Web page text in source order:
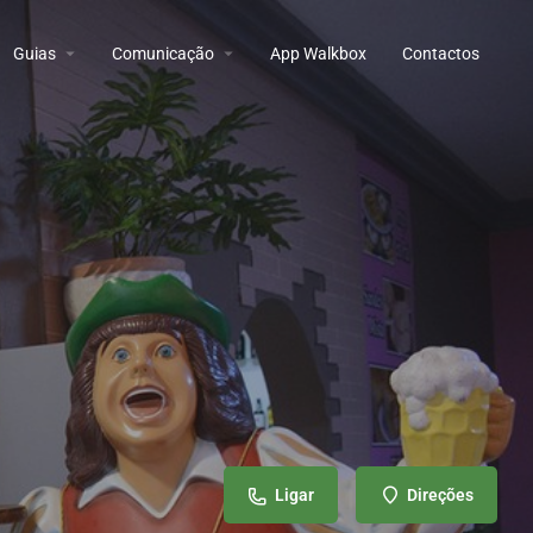
Guias Comunicação App Walkbox Contactos
Ligar Direções